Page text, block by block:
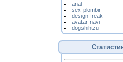
anal
sex-plombir
design-freak
avatar-navi
dogshihtzu